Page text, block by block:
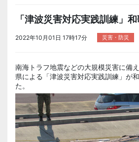
「津波災害対応実践訓練」
2022年10月01日 17時17分 災害・防災
南海トラフ地震などの大規模災害に備
県による「津波災害対応実践訓練」が
た。